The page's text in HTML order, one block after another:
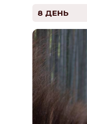
8 ДЕНЬ